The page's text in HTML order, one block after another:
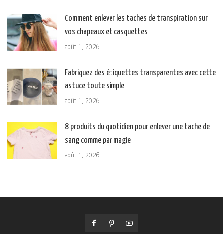
Comment enlever les taches de transpiration sur
vos chapeaux et casquettes
août 1, 2026
Fabriquez des étiquettes transparentes avec cette
astuce toute simple
août 1, 2026
8 produits du quotidien pour enlever une tache de
sang comme par magie
août 1, 2026